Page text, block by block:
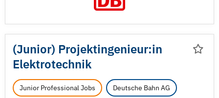
(Junior) Projektingenieur:in
Elektrotechnik
Junior Professional Jobs Deutsche Bahn AG